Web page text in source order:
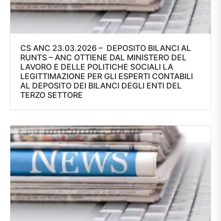
CS ANC 23.03.2026 – DEPOSITO BILANCI AL
RUNTS – ANC OTTIENE DAL MINISTERO DEL
LAVORO E DELLE POLITICHE SOCIALI LA
LEGITTIMAZIONE PER GLI ESPERTI CONTABILI
AL DEPOSITO DEI BILANCI DEGLI ENTI DEL
TERZO SETTORE